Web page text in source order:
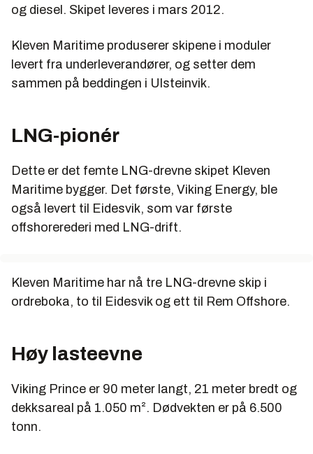
og diesel. Skipet leveres i mars 2012.
Kleven Maritime produserer skipene i moduler
levert fra underleverandører, og setter dem
sammen på beddingen i Ulsteinvik.
LNG-pionér
Dette er det femte LNG-drevne skipet Kleven
Maritime bygger. Det første, Viking Energy, ble
også levert til Eidesvik, som var første
offshorerederi med LNG-drift.
Kleven Maritime har nå tre LNG-drevne skip i
ordreboka, to til Eidesvik og ett til Rem Offshore.
Høy lasteevne
Viking Prince er 90 meter langt, 21 meter bredt og
dekksareal på 1.050 m². Dødvekten er på 6.500
tonn.